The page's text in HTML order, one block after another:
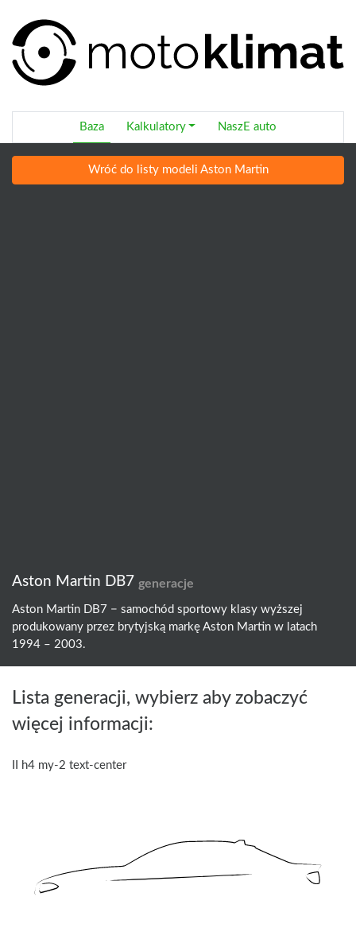
Baza Kalkulatory NaszE auto
Wróć do listy modeli Aston Martin
Aston Martin DB7 generacje
Aston Martin DB7 − samochód sportowy klasy wyższej
produkowany przez brytyjską markę Aston Martin w latach
1994 – 2003.
Lista generacji, wybierz aby zobaczyć
więcej informacji:
II h4 my-2 text-center